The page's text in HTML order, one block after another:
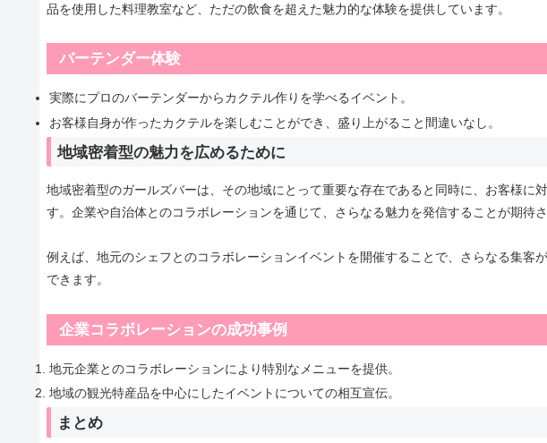
品を使用した料理教室など、ただの飲食を超えた魅力的な体験を提供しています。
バーテンダー体験
実際にプロのバーテンダーからカクテル作りを学べるイベント。
お客様自身が作ったカクテルを楽しむことができ、盛り上がること間違いなし。
地域密着型の魅力を広めるために
地域密着型のガールズバーは、その地域にとって重要な存在であると同時に、お客様に
す。企業や自治体とのコラボレーションを通じて、さらなる魅力を発信することが期待さ
例えば、地元のシェフとのコラボレーションイベントを開催することで、さらなる集客
できます。
企業コラボレーションの成功事例
地元企業とのコラボレーションにより特別なメニューを提供。
地域の観光特産品を中心にしたイベントについての相互宣伝。
まとめ